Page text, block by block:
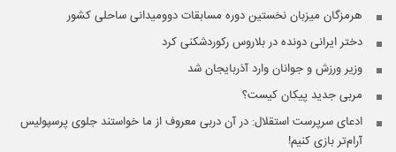
هرمزگان میزبان نخستین دوره مسابقات دوومیدانی ساحلی کشور
دختر ایرانی دونده در بلاروس رکوردشکنی کرد
وزیر ورزش و جوانان وارد آذربایجان شد
مربی جدید پیکان کیست؟
ادعای سرپرست استقلال: در آن دربی معروف از ما خواستند جلوی پرسپولیس
آرام‌تر بازی کنیم!